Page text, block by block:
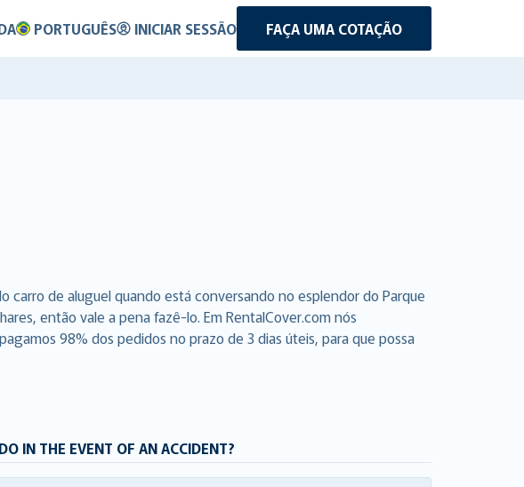
PORTUGUÊS INICIAR SESSÃO FAÇA UMA COTAÇÃO
carro de aluguel quando está conversando no esplendor do Parque
então vale a pena fazê-lo. Em RentalCover.com nós
98% dos pedidos no prazo de 3 dias úteis, para que possa
IN THE EVENT OF AN ACCIDENT?